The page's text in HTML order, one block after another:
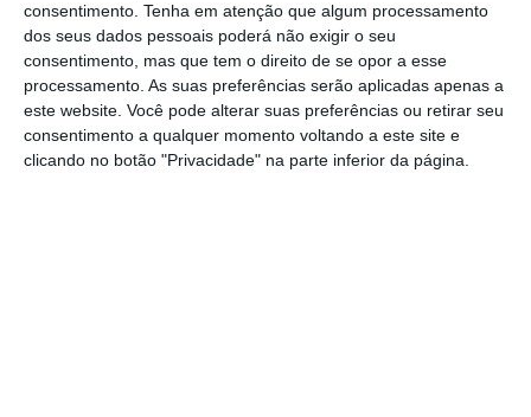
consentimento. Tenha em atenção que algum processamento
dos seus dados pessoais poderá não exigir o seu
consentimento, mas que tem o direito de se opor a esse
processamento. As suas preferências serão aplicadas apenas a
este website. Você pode alterar suas preferências ou retirar seu
consentimento a qualquer momento voltando a este site e
clicando no botão "Privacidade" na parte inferior da página.
“Este ainda é o momento da Concertação
Social, à qual o Governo quer dar
oportunidade.Este é o tempo da Concertação
Social. O tempo do Parlamento virá a seguir.
Não vou fixar uma data seguramente, porque